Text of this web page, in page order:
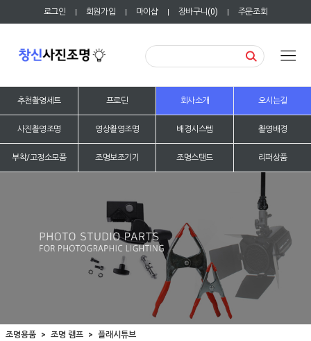
로그인 | 회원가입 | 마이샵 | 장바구니(0) | 주문조회
추천촬영세트 프로딘 회사소개 오시는길
사진촬영조명 영상촬영조명 배경시스템 촬영배경
부착/고정소모품 조명보조기기 조명스탠드 리퍼상품
조명용품 조명 램프
플래시튜브